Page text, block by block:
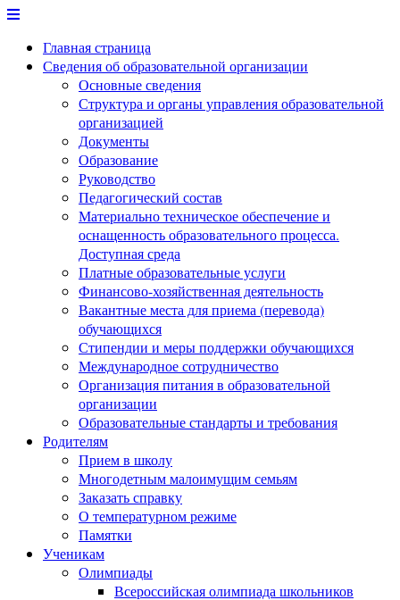
Перейти
содержимому
Главная страница
Сведения об образовательной организации
Основные сведения
Структура и органы управления образовательной
организацией
Документы
Образование
Руководство
Педагогический состав
Материально техническое обеспечение и
оснащенность образовательного процесса.
Доступная среда
Платные образовательные услуги
Финансово-хозяйственная деятельность
Вакантные места для приема (перевода)
обучающихся
Стипендии и меры поддержки обучающихся
Международное сотрудничество
Организация питания в образовательной
организации
Образовательные стандарты и требования
Родителям
Прием в школу
Многодетным малоимущим семьям
Заказать справку
О температурном режиме
Памятки
Ученикам
Олимпиады
Всероссийская олимпиада школьников